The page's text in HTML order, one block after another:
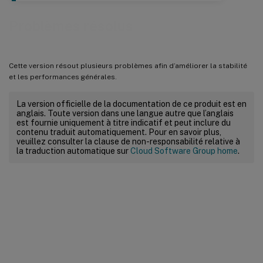
Cette version résout plusieurs problèmes afin d’améliorer la stabilité
et les performances générales.
La version officielle de la documentation de ce produit est en
anglais. Toute version dans une langue autre que l’anglais
est fournie uniquement à titre indicatif et peut inclure du
contenu traduit automatiquement. Pour en savoir plus,
veuillez consulter la clause de non-responsabilité relative à
la traduction automatique surCloud Software Group home.